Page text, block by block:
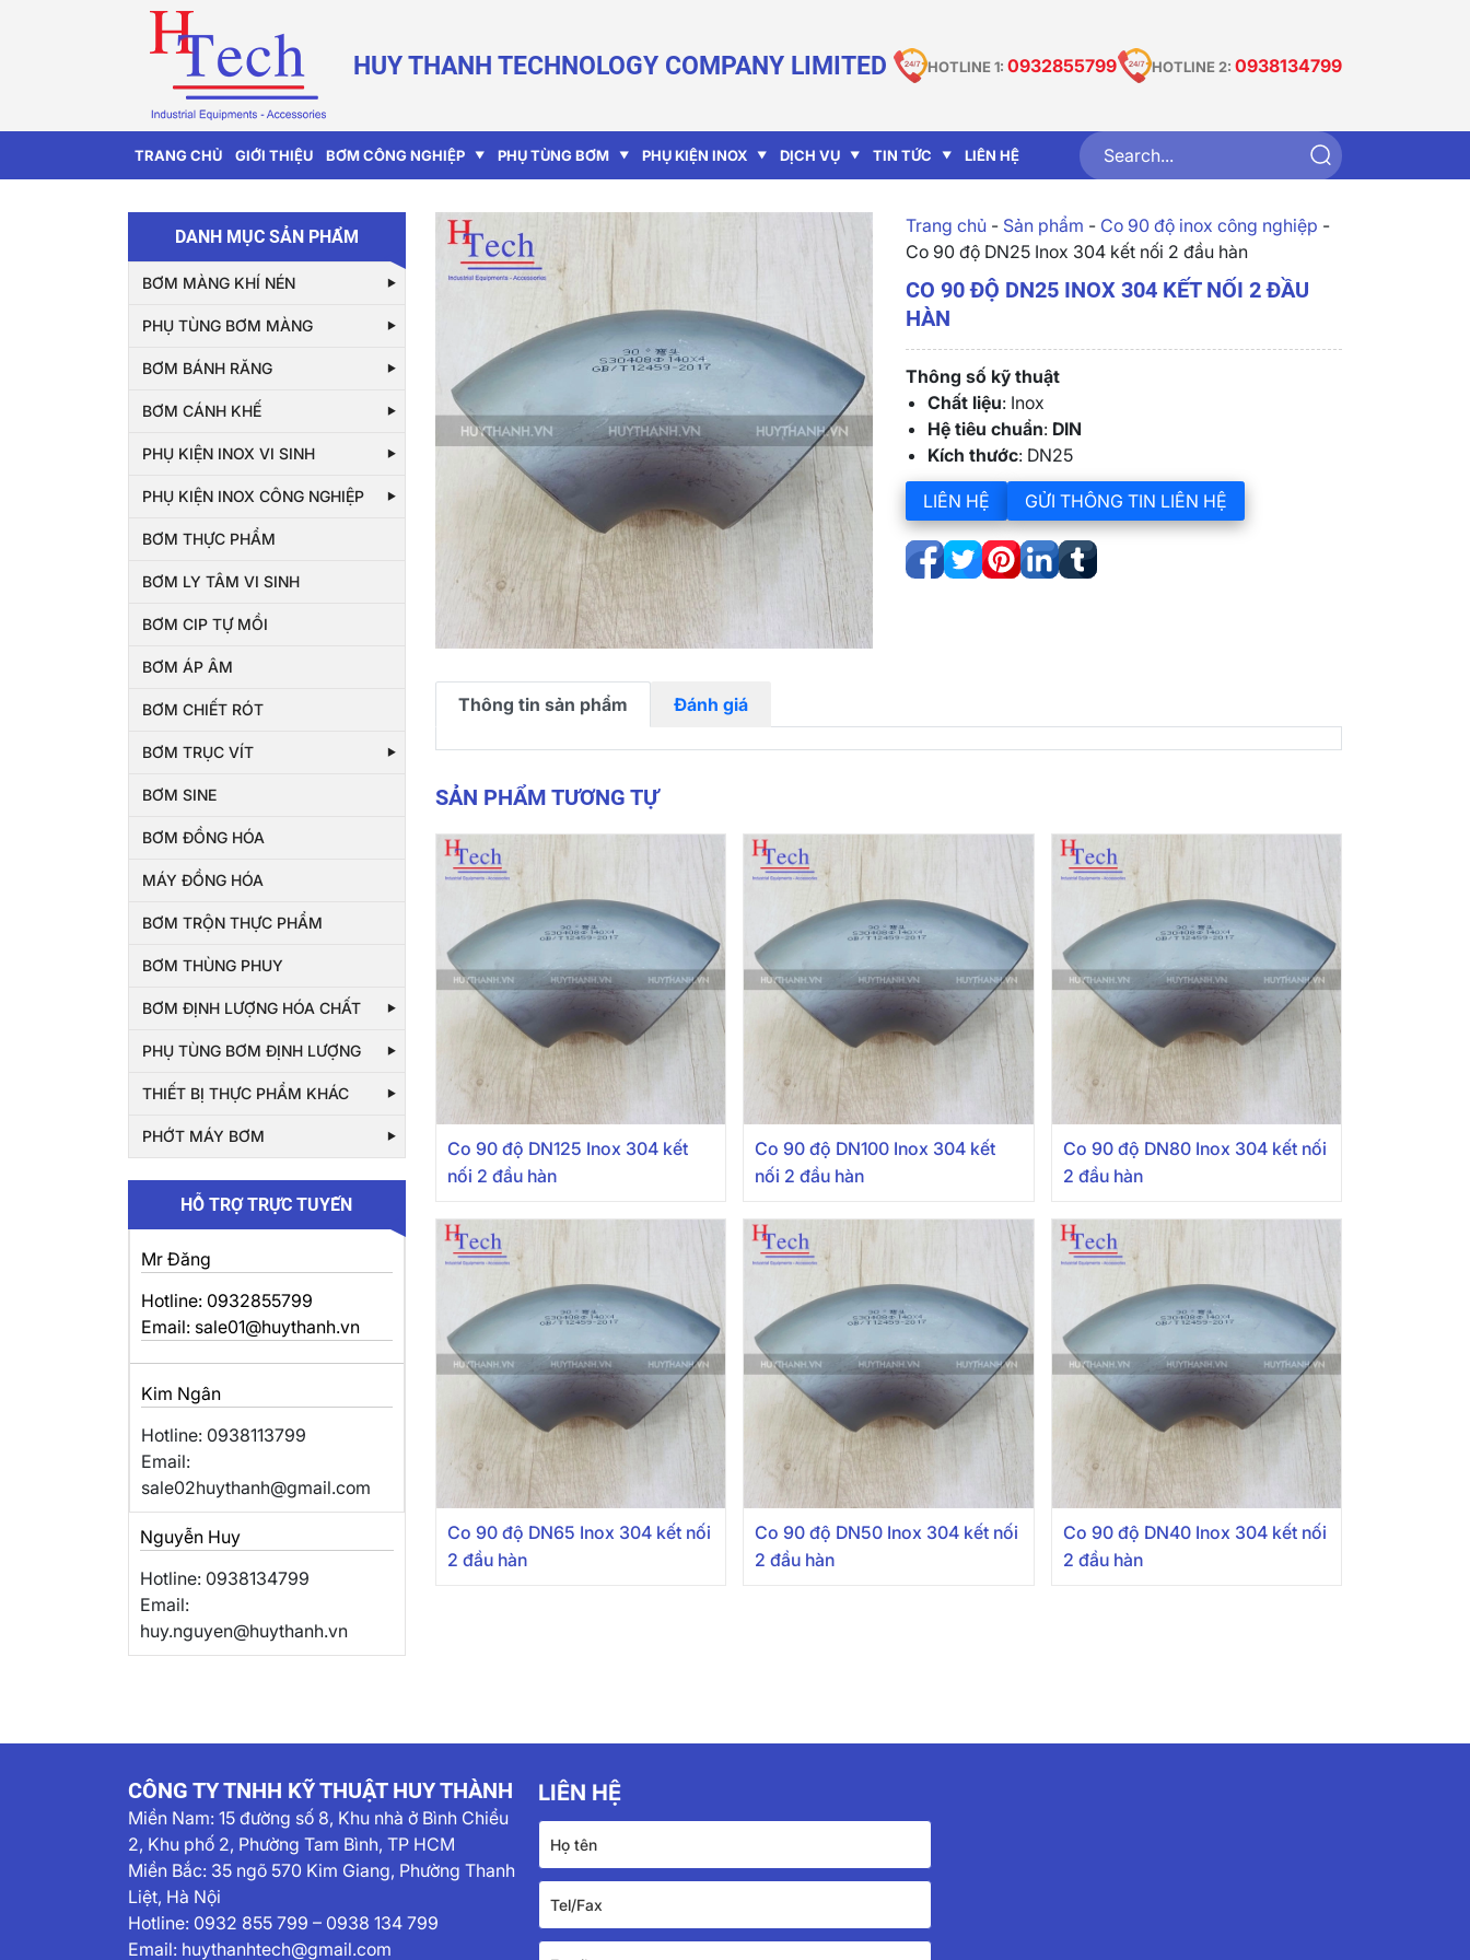
HUY THANH TECHNOLOGY COMPANY LIMITED HOTLINE 1: 0932855799 HOTLINE 2: 0938134799
TRANG CHỦ GIỚI THIỆU BƠM CÔNG NGHIỆP PHỤ TÙNG BƠM PHỤ KIỆN INOX DỊCH VỤ TIN TỨC LIÊN HỆ
DANH MỤC SẢN PHẨM
BƠM MÀNG KHÍ NÉN
PHỤ TÙNG BƠM MÀNG
BƠM BÁNH RĂNG
BƠM CÁNH KHẾ
PHỤ KIỆN INOX VI SINH
PHỤ KIỆN INOX CÔNG NGHIỆP
BƠM THỰC PHẨM
BƠM LY TÂM VI SINH
BƠM CIP TỰ MỒI
BƠM ÁP ÂM
BƠM CHIẾT RÓT
BƠM TRỤC VÍT
BƠM SINE
BƠM ĐỒNG HÓA
MÁY ĐỒNG HÓA
BƠM TRỘN THỰC PHẨM
BƠM THÙNG PHUY
BƠM ĐỊNH LƯỢNG HÓA CHẤT
PHỤ TÙNG BƠM ĐỊNH LƯỢNG
THIẾT BỊ THỰC PHẨM KHÁC
PHỚT MÁY BƠM
HỖ TRỢ TRỰC TUYẾN
Mr Đăng
Hotline: 0932855799
Email: sale01@huythanh.vn
Kim Ngân
Hotline: 0938113799
Email:
sale02huythanh@gmail.com
Nguyễn Huy
Hotline: 0938134799
Email:
huy.nguyen@huythanh.vn
Trang chủ- Sản phẩm - Co 90 độ inox công nghiệp -
Co 90 độ DN25 Inox 304 kết nối 2 đầu hàn
CO 90 ĐỘ DN25 INOX 304 KẾT NỐI 2 ĐẦU
HÀN
Thông số kỹ thuật
Chất liệu: Inox
Hệ tiêu chuẩn: DIN
Kích thước: DN25
LIÊN HỆ GỬI THÔNG TIN LIÊN HỆ
Thông tin sản phẩm Đánh giá
SẢN PHẨM TƯƠNG TỰ
Co 90 độ DN125 Inox 304 kết
nối 2 đầu hàn
Co 90 độ DN100 Inox 304 kết
nối 2 đầu hàn
Co 90 độ DN80 Inox 304 kết nối
2 đầu hàn
Co 90 độ DN65 Inox 304 kết nối
2 đầu hàn
Co 90 độ DN50 Inox 304 kết nối
2 đầu hàn
Co 90 độ DN40 Inox 304 kết nối
2 đầu hàn
CÔNG TY TNHH KỸ THUẬT HUY THÀNH
Miền Nam: 15 đường số 8, Khu nhà ở Bình Chiểu
2, Khu phố 2, Phường Tam Bình, TP HCM
Miền Bắc: 35 ngõ 570 Kim Giang, Phường Thanh
Liệt, Hà Nội
Hotline: 0932 855 799 – 0938 134 799
Email: huythanhtech@gmail.com
LIÊN HỆ